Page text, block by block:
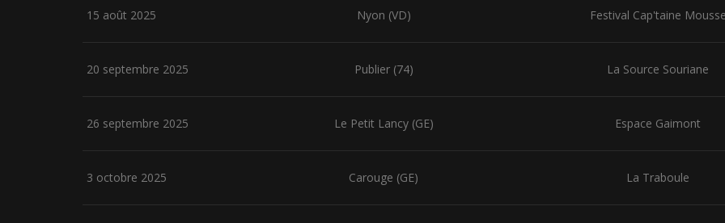
15 août 2025 Nyon (VD) Festival Cap'taine
20 septembre 2025 Publier (74) La Source Souriane
26 septembre 2025 Le Petit Lancy (GE) Espace Gaimont
3 octobre 2025 Carouge (GE) La Traboule